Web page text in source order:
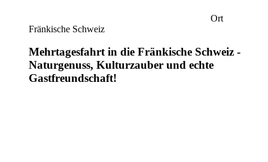
Ort
Fränkische Schweiz
Mehrtagesfahrt in die Fränkische Schweiz -
Naturgenuss, Kulturzauber und echte
Gastfreundschaft!